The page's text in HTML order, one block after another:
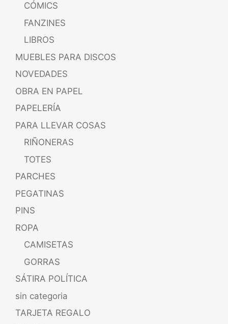
CÓMICS
FANZINES
LIBROS
MUEBLES PARA DISCOS
NOVEDADES
OBRA EN PAPEL
PAPELERÍA
PARA LLEVAR COSAS
RIÑONERAS
TOTES
PARCHES
PEGATINAS
PINS
ROPA
CAMISETAS
GORRAS
SÁTIRA POLÍTICA
sin categoria
TARJETA REGALO